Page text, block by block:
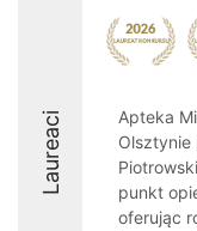
Laureaci
Apteka
Olsztynie
punkt
oferując